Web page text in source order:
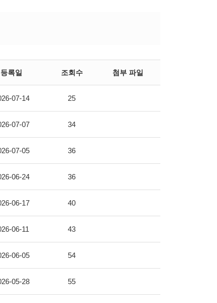
등록일 조회수 첨부 파일
07-14 25
07-07 34
07-05 36
06-24 36
06-17 40
06-11 43
06-05 54
05-28 55